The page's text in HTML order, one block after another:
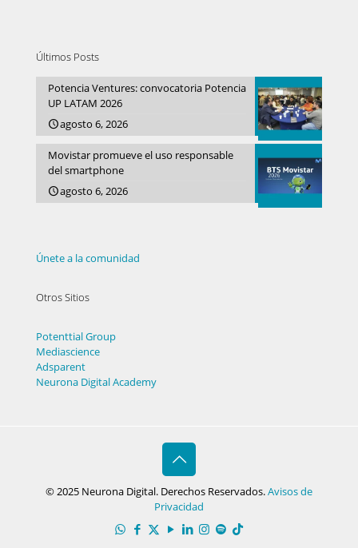
Últimos Posts
Potencia Ventures: convocatoria Potencia
UP LATAM 2026
agosto 6, 2026
Movistar promueve el uso responsable
del smartphone
agosto 6, 2026
Únete a la comunidad
Otros Sitios
Potenttial Group
Mediascience
Adsparent
Neurona Digital Academy
© 2025 Neurona Digital. Derechos Reservados.Avisos de
Privacidad